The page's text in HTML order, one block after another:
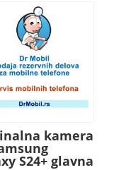
kamera
S24+ glavna